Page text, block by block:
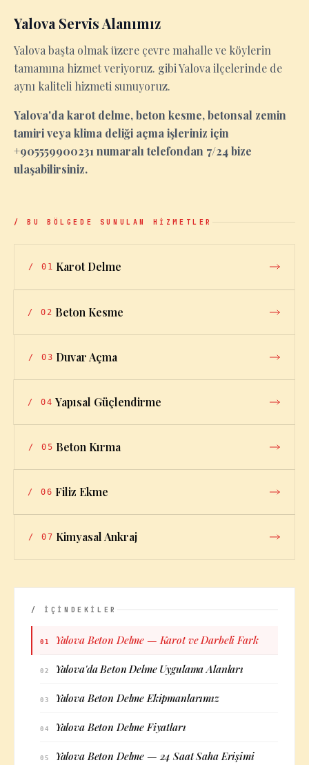
Yalova Servis Alanımız
Yalova başta olmak üzere çevre mahalle ve köylerin
tamamına hizmet veriyoruz. gibi Yalova ilçelerinde de
aynı kaliteli hizmeti sunuyoruz.
Yalova'da karot delme, beton kesme, betonsal zemin
tamiri veya klima deliği açma işleriniz için
+905559900231 numaralı telefondan 7/24 bize
ulaşabilirsiniz.
/ BU BÖLGEDE SUNULAN HİZMETLER
/ 01 Karot Delme
/ 02 Beton Kesme
/ 03 Duvar Açma
/ 04 Yapısal Güçlendirme
/ 05 Beton Kırma
/ 06 Filiz Ekme
/ 07 Kimyasal Ankraj
/ İÇİNDEKİLER
01 Yalova Beton Delme — Karot ve Darbeli Fark
02 Yalova'da Beton Delme Uygulama Alanları
03 Yalova Beton Delme Ekipmanlarımız
04 Yalova Beton Delme Fiyatları
05 Yalova Beton Delme — 24 Saat Saha Erişimi